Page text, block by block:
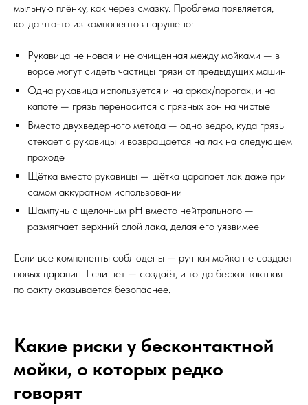
мыльную плёнку, как через смазку. Проблема появляется,
когда что-то из компонентов нарушено:
Рукавица не новая и не очищенная между мойками — в
ворсе могут сидеть частицы грязи от предыдущих машин
Одна рукавица используется и на арках/порогах, и на
капоте — грязь переносится с грязных зон на чистые
Вместо двухведерного метода — одно ведро, куда грязь
стекает с рукавицы и возвращается на лак на следующем
проходе
Щётка вместо рукавицы — щётка царапает лак даже при
самом аккуратном использовании
Шампунь с щелочным pH вместо нейтрального —
размягчает верхний слой лака, делая его уязвимее
Если все компоненты соблюдены — ручная мойка не создаёт
новых царапин. Если нет — создаёт, и тогда бесконтактная
по факту оказывается безопаснее.
Какие риски у бесконтактной
мойки, о которых редко
говорят